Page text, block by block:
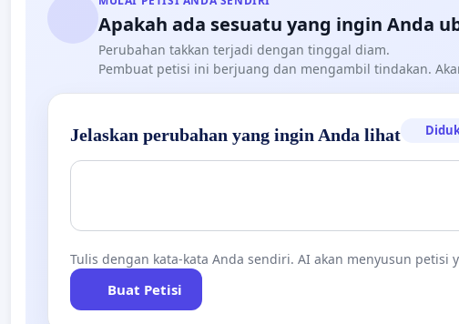
Apakah ada sesuatu yang ingin Anda
Perubahan takkan terjadi dengan tinggal diam.
Pembuat petisi ini berjuang dan mengambil tindakan.
Jelaskan perubahan yang ingin Anda lihat
Tulis dengan kata-kata Anda sendiri. AI akan menyusun petisi
Buat Petisi